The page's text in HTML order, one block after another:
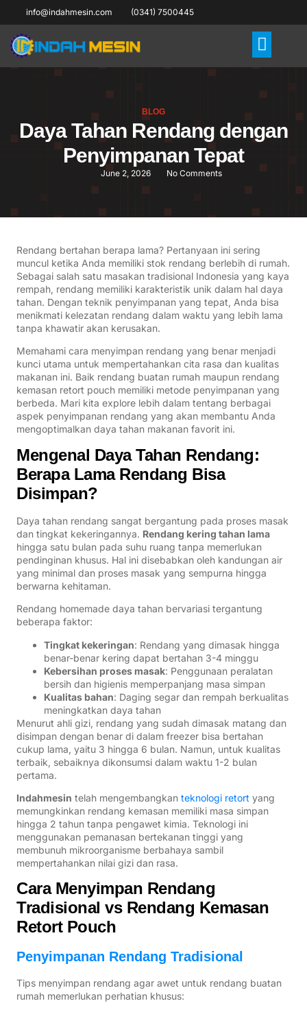
info@indahmesin.com (0341) 7500445
BLOG
Daya Tahan Rendang dengan
Penyimpanan Tepat
June 2, 2026 No Comments
Rendang bertahan berapa lama? Pertanyaan ini sering
muncul ketika Anda memiliki stok rendang berlebih di rumah.
Sebagai salah satu masakan tradisional Indonesia yang kaya
rempah, rendang memiliki karakteristik unik dalam hal daya
tahan. Dengan teknik penyimpanan yang tepat, Anda bisa
menikmati kelezatan rendang dalam waktu yang lebih lama
tanpa khawatir akan kerusakan.
Memahami cara menyimpan rendang yang benar menjadi
kunci utama untuk mempertahankan cita rasa dan kualitas
makanan ini. Baik rendang buatan rumah maupun rendang
kemasan retort pouch memiliki metode penyimpanan yang
berbeda. Mari kita explore lebih dalam tentang berbagai
aspek penyimpanan rendang yang akan membantu Anda
mengoptimalkan daya tahan makanan favorit ini.
Mengenal Daya Tahan Rendang:
Berapa Lama Rendang Bisa
Disimpan?
Daya tahan rendang sangat bergantung pada proses masak
dan tingkat kekeringannya. Rendang kering tahan lama
hingga satu bulan pada suhu ruang tanpa memerlukan
pendinginan khusus. Hal ini disebabkan oleh kandungan air
yang minimal dan proses masak yang sempurna hingga
berwarna kehitaman.
Rendang homemade daya tahan bervariasi tergantung
beberapa faktor:
Tingkat kekeringan: Rendang yang dimasak hingga
benar-benar kering dapat bertahan 3-4 minggu
Kebersihan proses masak: Penggunaan peralatan
bersih dan higienis memperpanjang masa simpan
Kualitas bahan: Daging segar dan rempah berkualitas
meningkatkan daya tahan
Menurut ahli gizi, rendang yang sudah dimasak matang dan
disimpan dengan benar di dalam freezer bisa bertahan
cukup lama, yaitu 3 hingga 6 bulan. Namun, untuk kualitas
terbaik, sebaiknya dikonsumsi dalam waktu 1-2 bulan
pertama.
Indahmesin telah mengembangkan teknologi retort yang
memungkinkan rendang kemasan memiliki masa simpan
hingga 2 tahun tanpa pengawet kimia. Teknologi ini
menggunakan pemanasan bertekanan tinggi yang
membunuh mikroorganisme berbahaya sambil
mempertahankan nilai gizi dan rasa.
Cara Menyimpan Rendang
Tradisional vs Rendang Kemasan
Retort Pouch
Penyimpanan Rendang Tradisional
Tips menyimpan rendang agar awet untuk rendang buatan
rumah memerlukan perhatian khusus: